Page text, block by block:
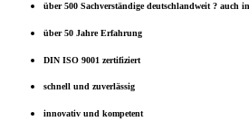
über 500 Sachverständige deutschlandweit ? auch
über 50 Jahre Erfahrung
DIN ISO 9001 zertifiziert
schnell und zuverlässig
innovativ und kompetent